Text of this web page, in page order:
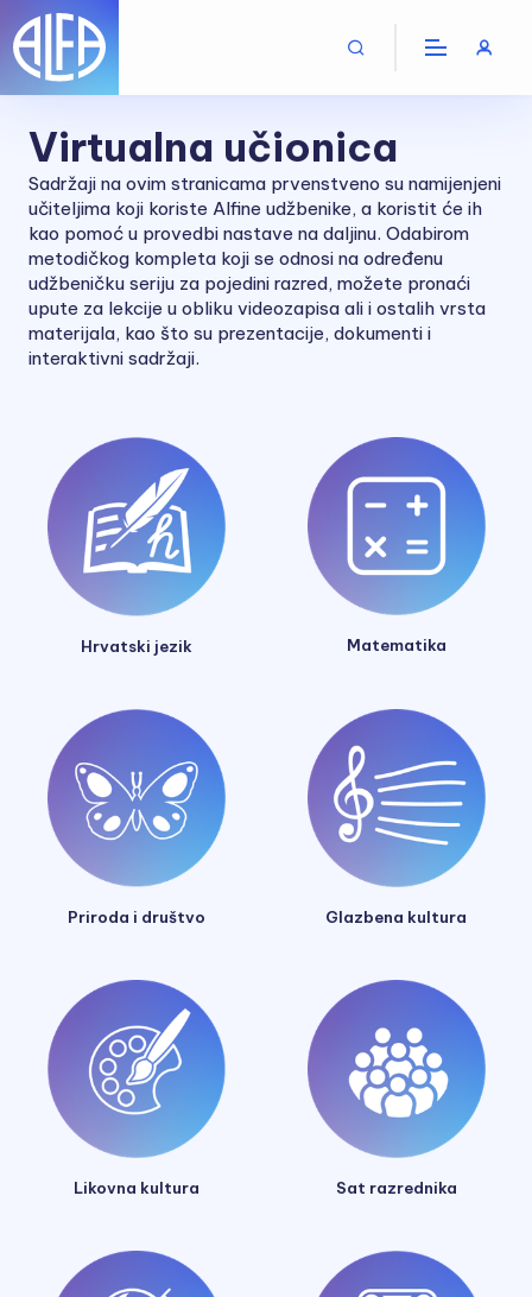
Virtualna učionica
Sadržaji na ovim stranicama prvenstveno su namijenjeni
učiteljima koji koriste Alfine udžbenike, a koristit će ih
kao pomoć u provedbi nastave na daljinu. Odabirom
metodičkog kompleta koji se odnosi na određenu
udžbeničku seriju za pojedini razred, možete pronaći
upute za lekcije u obliku videozapisa ali i ostalih vrsta
materijala, kao što su prezentacije, dokumenti i
interaktivni sadržaji.
Hrvatski jezik Matematika
Priroda i društvo Glazbena kultura
Likovna kultura Sat razrednika